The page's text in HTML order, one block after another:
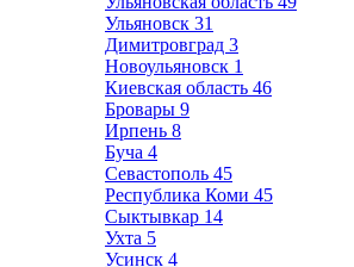
Ульяновск 31
Димитровград 3
Новоульяновск 1
Киевская область 46
Бровары 9
Ирпень 8
Буча 4
Севастополь 45
Республика Коми 45
Сыктывкар 14
Ухта 5
Усинск 4